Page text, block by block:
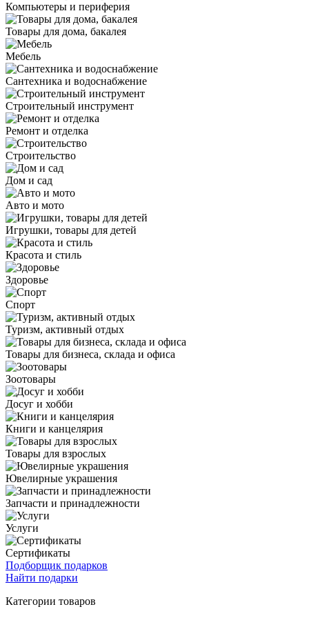
Компьютеры и периферия
Товары для дома, бакалея
Мебель
Сантехника и водоснабжение
Строительный инструмент
Ремонт и отделка
Строительство
Дом и сад
Авто и мото
Игрушки, товары для детей
Красота и стиль
Здоровье
Спорт
Туризм, активный отдых
Товары для бизнеса, склада и офиса
Зоотовары
Досуг и хобби
Книги и канцелярия
Товары для взрослых
Ювелирные украшения
Запчасти и принадлежности
Услуги
Сертификаты
Подборщик подарков
Найти подарки
Категории товаров